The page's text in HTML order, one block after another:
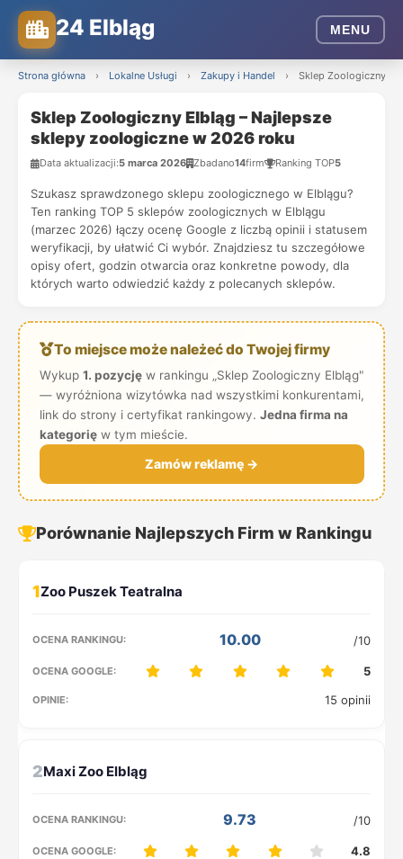
24 Elbląg MENU
Strona główna › Lokalne Usługi › Zakupy i Handel › Sklep Zoologiczny
Sklep Zoologiczny Elbląg – Najlepsze
sklepy zoologiczne w 2026 roku
Data aktualizacji:5 marca 2026 Zbadano14firm Ranking TOP5
Szukasz sprawdzonego sklepu zoologicznego w Elblągu?
Ten ranking TOP 5 sklepów zoologicznych w Elblągu
(marzec 2026) łączy ocenę Google z liczbą opinii i statusem
weryfikacji, by ułatwić Ci wybór. Znajdziesz tu szczegółowe
opisy ofert, godzin otwarcia oraz konkretne powody, dla
których warto odwiedzić każdy z polecanych sklepów.
To miejsce może należeć do Twojej firmy
Wykup 1. pozycjęw rankingu „Sklep Zoologiczny Elbląg"
— wyróżniona wizytówka nad wszystkimi konkurentami,
link do strony i certyfikat rankingowy. Jedna firma na
kategorięw tym mieście.
Zamów reklamę →
Porównanie Najlepszych Firm w Rankingu
1
10.00 /10
5
15 opinii
2
9.73 /10
4.8